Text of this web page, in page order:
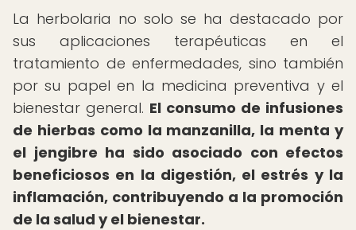
La herbolaria no solo se ha destacado por
sus aplicaciones terapéuticas en el
tratamiento de enfermedades, sino también
por su papel en la medicina preventiva y el
bienestar general. El consumo de infusiones
de hierbas como la manzanilla, la menta y
el jengibre ha sido asociado con efectos
beneficiosos en la digestión, el estrés y la
inflamación, contribuyendo a la promoción
de la salud y el bienestar.